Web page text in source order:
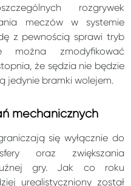
rozgrywek
meczów w systemie
z pewnością sprawi tryb
można zmodyfikować
że sędzia nie będzie
jedynie bramki wolejem.
mechanicznych
się wyłącznie do
oraz zwiększania
gry. Jak co roku
urealistyczniony został